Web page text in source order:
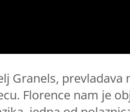
Granels,
Florence nam je